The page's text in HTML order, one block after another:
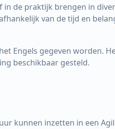
de praktijk brengen in
van de tijd en
Engels gegeven worden.
beschikbaar gesteld.
kunnen inzetten in een